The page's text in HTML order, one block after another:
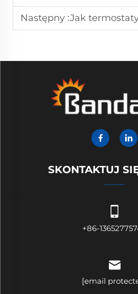
Następny :Jak termostaty pokojowe integrują
SKONTAKTUJ
+86-
[email